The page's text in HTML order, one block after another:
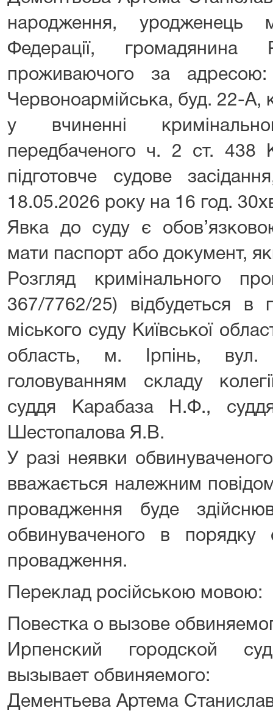
народження, уродженець
Федерації, громадянина
проживаючого за
Червоноармійська, буд. 22-А,
у вчиненні
передбаченого ч. 2 ст. 438
підготовче судове
18.05.2026 року на 16 год.
Явка до суду є
мати паспорт або документ,
Розгляд кримінального
367/7762/25) відбудеться в
міського суду Київської
область, м. Ірпінь,
головуванням складу
суддя Карабаза Н.Ф.,
Шестопалова Я.В.
У разі неявки
вважається належним
провадження буде
обвинуваченого в порядку
провадження.
Переклад російською мовою:
Повестка о вызове
Ирпенский городской
вызывает обвиняемого:
Дементьева Артема